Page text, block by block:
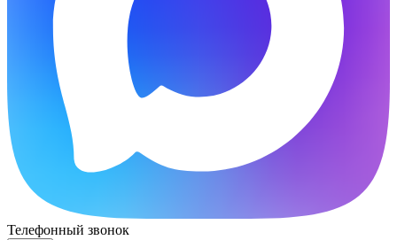
Телефонный звонок